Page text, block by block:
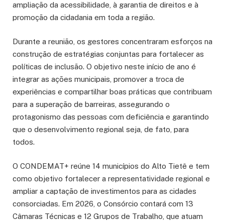
ampliação da acessibilidade, à garantia de direitos e à
promoção da cidadania em toda a região.
Durante a reunião, os gestores concentraram esforços na
construção de estratégias conjuntas para fortalecer as
políticas de inclusão. O objetivo neste início de ano é
integrar as ações municipais, promover a troca de
experiências e compartilhar boas práticas que contribuam
para a superação de barreiras, assegurando o
protagonismo das pessoas com deficiência e garantindo
que o desenvolvimento regional seja, de fato, para
todos.
O CONDEMAT+ reúne 14 municípios do Alto Tietê e tem
como objetivo fortalecer a representatividade regional e
ampliar a captação de investimentos para as cidades
consorciadas. Em 2026, o Consórcio contará com 13
Câmaras Técnicas e 12 Grupos de Trabalho, que atuam